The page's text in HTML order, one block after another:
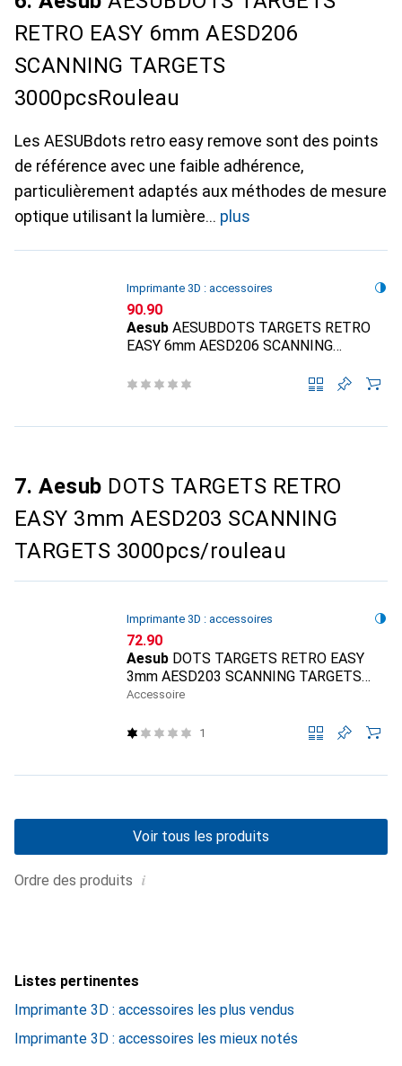
RETRO EASY 6mm AESD206
SCANNING TARGETS
3000pcsRouleau
Les AESUBdots retro easy remove sont des points
de référence avec une faible adhérence,
particulièrement adaptés aux méthodes de mesure
optique utilisant la lumière
plus
Imprimante 3D : accessoires
CHF
90.90
Aesub AESUBDOTS TARGETS RETRO
EASY 6mm AESD206 SCANNING
7. Aesub DOTS TARGETS RETRO
EASY 3mm AESD203 SCANNING
TARGETS 3000pcs/rouleau
Imprimante 3D : accessoires
CHF
72.90
Aesub DOTS TARGETS RETRO EASY
3mm AESD203 SCANNING TARGETS
3000pcs/rouleau
Accessoire
1
Ordre des produits i
Voir tous les produits
Listes pertinentes
Imprimante 3D : accessoires les plus vendus
Imprimante 3D : accessoires les mieux notés